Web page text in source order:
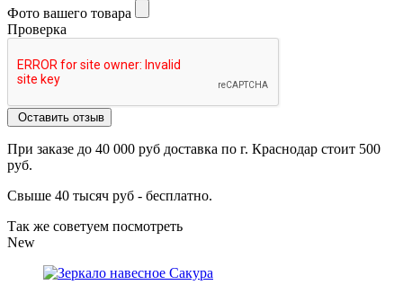
Фото вашего товара
Проверка
Оставить отзыв
При заказе до 40 000 руб доставка по г. Краснодар стоит 500
руб.
Свыше 40 тысяч руб - бесплатно.
Так же советуем посмотреть
New